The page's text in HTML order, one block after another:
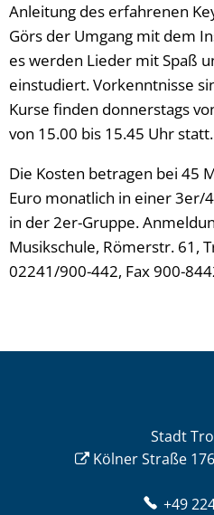
Anleitung des erfahrenen
Görs der Umgang mit dem
es werden Lieder mit Spaß
einstudiert. Vorkenntnisse
Kurse finden donnerstags
von 15.00 bis 15.45 Uhr statt.
Die Kosten betragen bei 45
Euro monatlich in einer 3er/
in der 2er-Gruppe.
Musikschule, Römerstr. 61,
02241/900-442, Fax 900-
Stadt
Kölner Straße
+49